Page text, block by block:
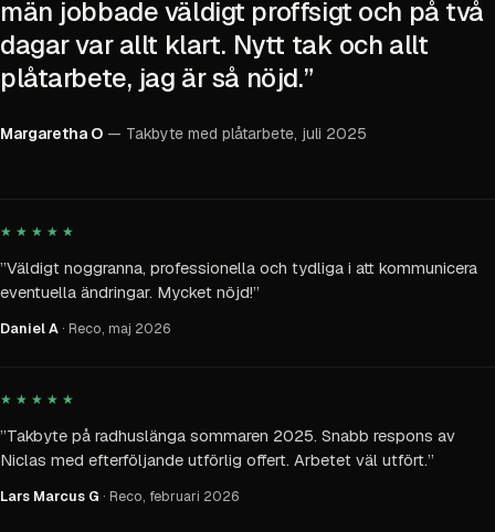
män jobbade väldigt proffsigt och på två
dagar var allt klart. Nytt tak och allt
plåtarbete, jag är så nöjd.”
Margaretha O — Takbyte med plåtarbete, juli 2025
★★★★★
”Väldigt noggranna, professionella och tydliga i att kommunicera
eventuella ändringar. Mycket nöjd!”
Daniel A · Reco, maj 2026
★★★★★
”Takbyte på radhuslänga sommaren 2025. Snabb respons av
Niclas med efterföljande utförlig offert. Arbetet väl utfört.”
Lars Marcus G · Reco, februari 2026